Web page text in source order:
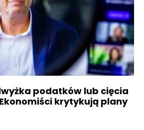
podatków lub cięcia
krytykują plany